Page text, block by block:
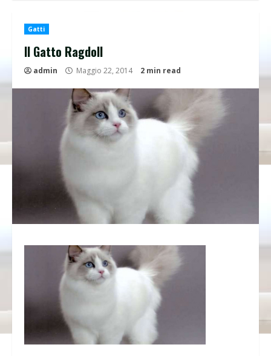
Gatti
Il Gatto Ragdoll
admin Maggio 22, 2014 2 min read